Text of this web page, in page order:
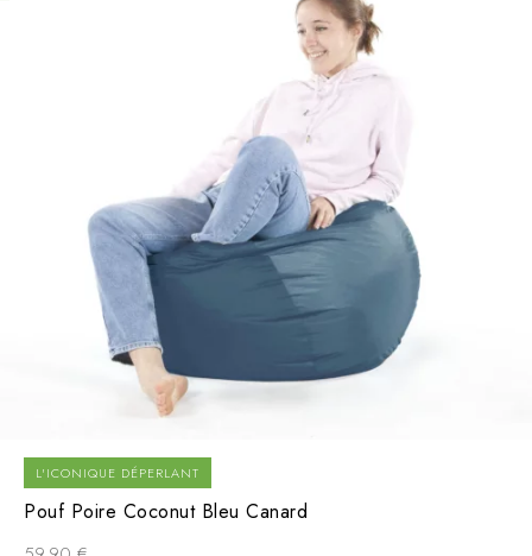
L'ICONIQUE DÉPERLANT
Pouf Poire Coconut Bleu Canard